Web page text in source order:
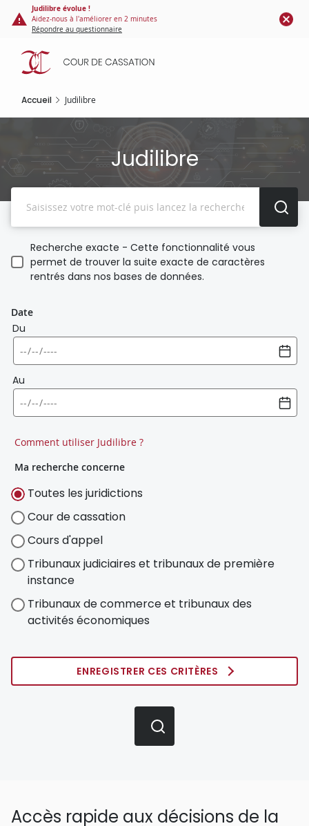
Panneau de gestion des cookies
contenu
principal
Judilibre évolue !
Aidez-nous à l'améliorer en 2 minutes
Répondre au questionnaire
Accueil Judilibre
Judilibre
Recherche exacte - Cette fonctionnalité vous
permet de trouver la suite exacte de caractères
rentrés dans nos bases de données.
Date
Du
Au
Comment utiliser Judilibre ?
Ma recherche concerne
Toutes les juridictions
Cour de cassation
Cours d'appel
Tribunaux judiciaires et tribunaux de première
instance
Tribunaux de commerce et tribunaux des
activités économiques
ENREGISTRER CES CRITÈRES
Accès rapide aux décisions de la